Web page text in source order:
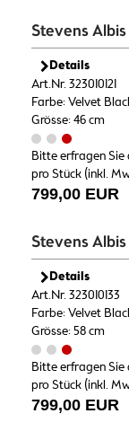
Stevens
Details
Art.Nr. 323010121
Farbe: Velvet
Grösse: 46 cm
Bitte erfragen
pro Stück (inkl.
799,00 EUR
Stevens
Details
Art.Nr. 323010133
Farbe: Velvet
Grösse: 58 cm
Bitte erfragen
pro Stück (inkl.
799,00 EUR